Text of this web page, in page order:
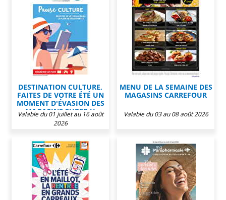
DESTINATION CULTURE,
FAITES DE VOTRE ÉTÉ UN
MOMENT D'ÉVASION DES
MAGASINS SUPER U
Valable du 01 juillet au 16 août
2026
MENU DE LA SEMAINE DES
MAGASINS CARREFOUR
Valable du 03 au 08 août 2026